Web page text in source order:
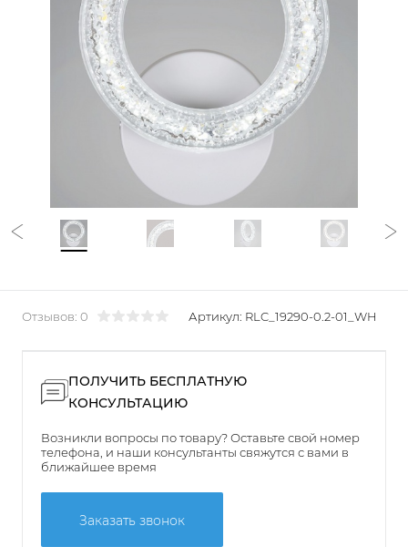
Отзывов: 0 Артикул: RLC_19290-0.2-01_WH
ПОЛУЧИТЬ БЕСПЛАТНУЮ
КОНСУЛЬТАЦИЮ
Возникли вопросы по товару? Оставьте свой номер
телефона, и наши консультанты свяжутся с вами в
ближайшее время
Заказать звонок